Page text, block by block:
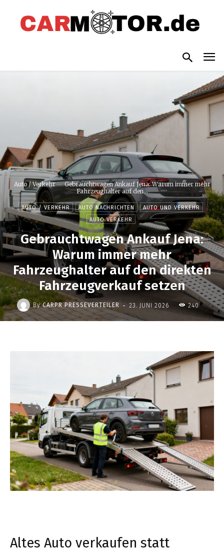
Auto / Verkehr
Gebrauchtwagen Ankauf Jena: Warum immer mehr
Fahrzeughalter auf den...
AUTO / VERKEHR AUTO NACHRICHTEN
AUTO UND VERKEHR
AUTO VERKEHR
Gebrauchtwagen Ankauf Jena:
Warum immer mehr
Fahrzeughalter auf den direkten
Fahrzeugverkauf setzen
By CARPR PRESSEVERTEILER - 23. JUNI 2026 240
Altes Auto verkaufen statt